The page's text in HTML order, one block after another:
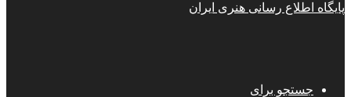
پایگاه اطلاع رسانی هنری ایران
جستجو برای